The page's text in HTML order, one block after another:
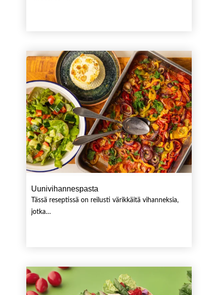
Uunivihannespasta
Tässä reseptissä on reilusti värikkäitä vihanneksia,
jotka…